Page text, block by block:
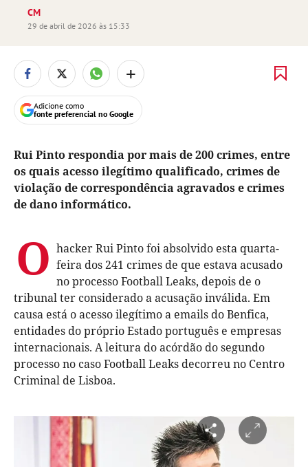
CM
29 de abril de 2026 às 15:33
+
Adicione como
fonte preferencial no Google
Rui Pinto respondia por mais de 200 crimes, entre
os quais acesso ilegítimo qualificado, crimes de
violação de correspondência agravados e crimes
de dano informático.
O hacker Rui Pinto foi absolvido esta quarta-
feira dos 241 crimes de que estava acusado
no processo Football Leaks, depois de o
tribunal ter considerado a acusação inválida. Em
causa está o acesso ilegítimo a emails do Benfica,
entidades do próprio Estado português e empresas
internacionais. A leitura do acórdão do segundo
processo no caso Football Leaks decorreu no Centro
Criminal de Lisboa.